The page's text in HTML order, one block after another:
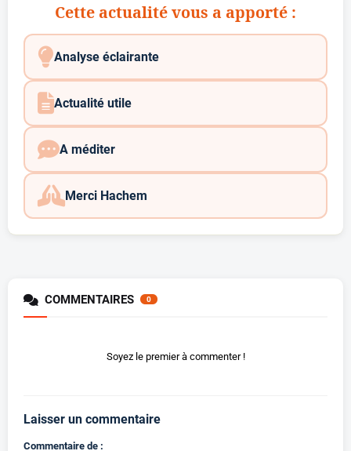
Cette actualité vous a apporté :
Analyse éclairante
Actualité utile
A méditer
Merci Hachem
COMMENTAIRES 0
Soyez le premier à commenter !
Laisser un commentaire
Commentaire de :